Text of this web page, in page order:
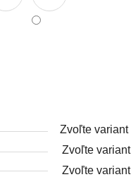
Zvoľte variant
Zvoľte variant
Zvoľte variant